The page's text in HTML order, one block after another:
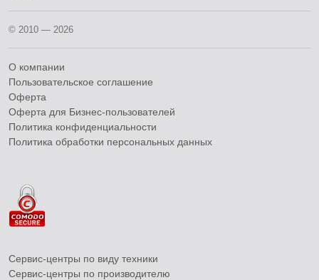
© 2010 — 2026
О компании
Пользовательское соглашение
Оферта
Оферта для Бизнес-пользователей
Политика конфиденциальности
Политика обработки персональных данных
Сервис-центры по виду техники
Сервис-центры по производителю